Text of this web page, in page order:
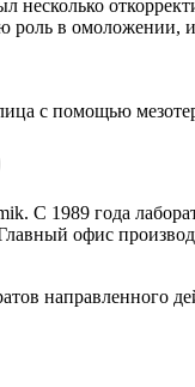
роль в омоложении,
с помощью
1989 года
офис
направленного